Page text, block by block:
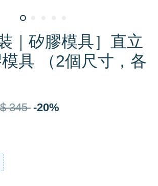
｜矽膠模具］直立
具 （2個尺寸，各
345 -20%